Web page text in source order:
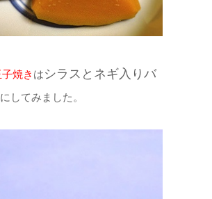
子焼き はシラスとネギ入りバ
にしてみました。